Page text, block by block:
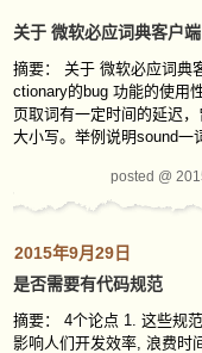
关于 微软必应词典客户
摘要： 关于 微软必应词典
ctionary的bug 功能的使用
页取词有一定时间的延迟
大小写。举例说明sound一
posted @
2015年9月29日
是否需要有代码规范
摘要： 4个论点 1. 这些规
影响人们开发效率, 浪费时